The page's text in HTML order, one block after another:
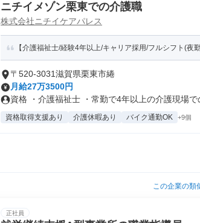
ニチイメゾン栗東での介護職
株式会社ニチイケアパレス
【介護福祉士/経験4年以上/キャリア採用/フルシフト(
〒520-3031滋賀県栗東市綣
月給27万3500円
資格 ・介護福祉士 ・常勤で4年以上の介護現場で
資格取得支援あり 介護休暇あり バイク通勤OK +9個
この企業の類
正社員